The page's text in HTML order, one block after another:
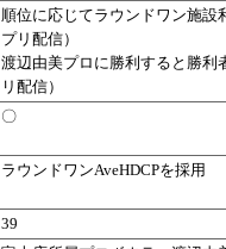
順位に応じてラウンドワン施設
プリ配信）
渡辺由美プロに勝利すると勝利
リ配信）
〇
ラウンドワンAveHDCPを採用
39